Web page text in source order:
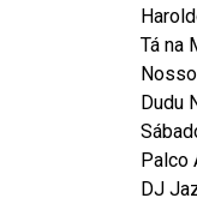
Tá na
Dudu
Palco
DJ